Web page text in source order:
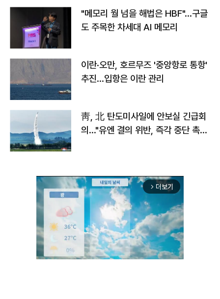
"메모리 월 넘을 해법은 HBF"…구글
도 주목한 차세대 AI 메모리
이란·오만, 호르무즈 '중앙항로 통항'
추진…입항은 이란 관리
靑, 北 탄도미사일에 안보실 긴급회
의…"유엔 결의 위반, 즉각 중단 촉
arrow_forward_ios 더보기